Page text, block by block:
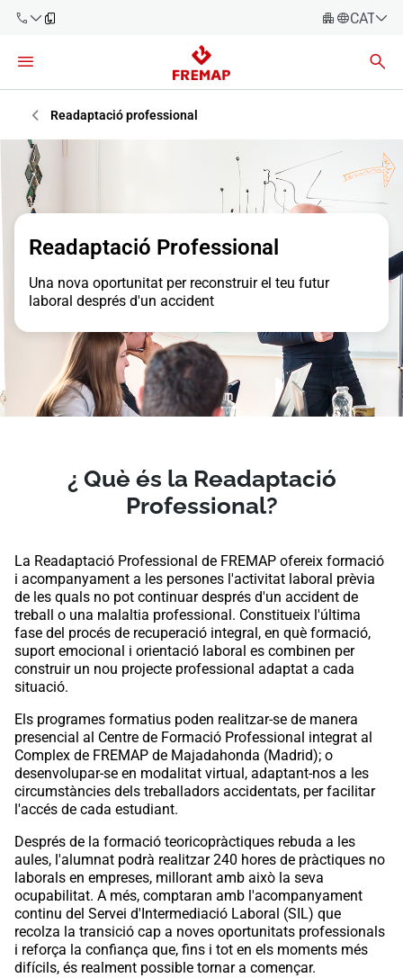
900 61 00
61
+34 91
919 61 61
900 61 00
61
CATALÀ
Español
Valencià
Empreses
Proveïdors
Readaptació professional
Readaptació Professional
Una nova oportunitat per reconstruir el teu futur
laboral després d'un accident
¿ Què és la Readaptació
Professional?
La Readaptació Professional de FREMAP ofereix formació
i acompanyament a les persones l'activitat laboral prèvia
de les quals no pot continuar després d'un accident de
treball o una malaltia professional. Constitueix l'última
fase del procés de recuperació integral, en què formació,
suport emocional i orientació laboral es combinen per
construir un nou projecte professional adaptat a cada
situació.
Els programes formatius poden realitzar-se de manera
presencial al Centre de Formació Professional integrat al
Complex de FREMAP de Majadahonda (Madrid); o
desenvolupar-se en modalitat virtual, adaptant-nos a les
circumstàncies dels treballadors accidentats, per facilitar
l'accés de cada estudiant.
Després de la formació teoricopràctiques rebuda a les
aules, l'alumnat podrà realitzar 240 hores de pràctiques no
laborals en empreses, millorant amb això la seva
ocupabilitat. A més, comptaran amb l'acompanyament
continu del Servei d'Intermediació Laboral (SIL) que
recolza la transició cap a noves oportunitats professionals
i reforça la confiança que, fins i tot en els moments més
difícils, és realment possible tornar a començar.